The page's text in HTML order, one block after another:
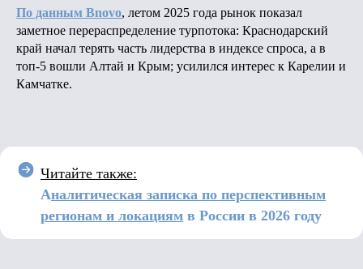
По данным Bnovo, летом 2025 года рынок показал
заметное перераспределение турпотока: Краснодарский
край начал терять часть лидерства в индексе спроса, а в
топ-5 вошли Алтай и Крым; усилился интерес к Карелии и
Камчатке.
Читайте также:
Аналитическая записка по перспективным
регионам и локациям в России в 2026 году